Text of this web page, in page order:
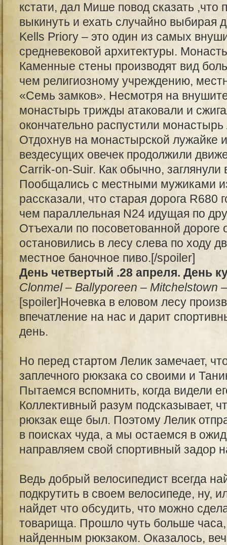
кстати, дал Мише повод сказать ,что
выкинуть и ехать случайно выбирая
Kells Priory – это один из самых
средневековой архитектуры.
Каменные стены производят вид
чем религиозному учреждению,
«Семь замков». Несмотря на
монастырь трижды атаковали и
окончательно распустили
Отдохнув на монастырской лужайке
вездесущих овечек продолжили
Carrik-on-Suir. Как обычно, заглянули
Пообщались с местными мужиками
рассказали, что старая дорога R680
чем параллельная N24 идущая по
Отъехали по посоветованной дороге
остановились в лесу слева по ходу
местное баночное пиво.[/spoiler]
День четвертый .28 апреля. День
Clonmel – Ballyporeen – Mitchelstown
[spoiler]Ночевка в еловом лесу
впечатление на нас и дарит
день.
Но перед стартом Лелик замечает,
заплечного рюкзака со своими и
Пытаемся вспомнить, когда видели
Коллективный разум подсказывает,
рюкзак еще был. Поэтому Лелик
в поисках чуда, а мы остаемся в
направляем свой спортивный задор
Ведь добрый велосипедист всегда
подкрутить в своем велосипеде, ну,
найдет что обсудить, что можно
товарища. Прошло чуть больше часа,
найденным рюкзаком. Оказалось,